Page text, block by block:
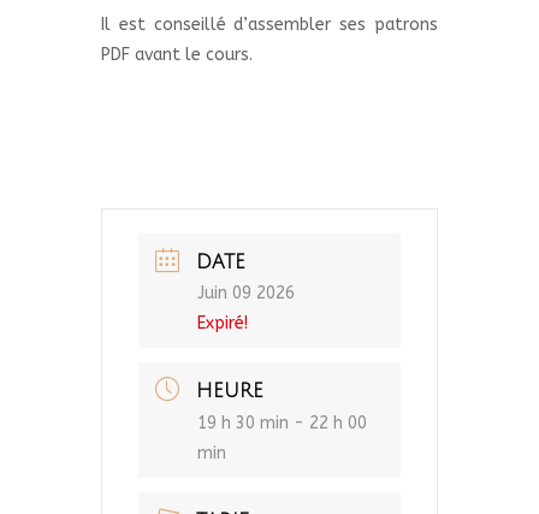
Il est conseillé d’assembler ses patrons
PDF avant le cours.
DATE
Juin 09 2026
Expiré!
HEURE
19 h 30 min - 22 h 00
min